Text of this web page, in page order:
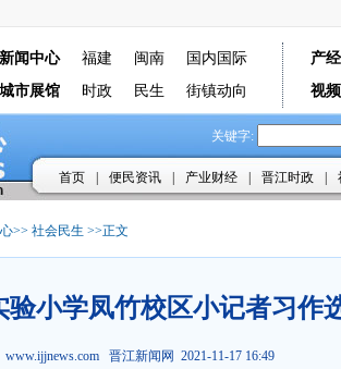
新闻中心 福建 闽南
国内国际
城市展馆
时政 民生 街镇动向
产经
视频
关键字:
首页 便民资讯 产业财经 晋江时政
>> 社会民生 >>正文
验小学凤竹校区小记者习作
www.ijjnews.com 晋江新闻网 2021-11-17 16:49